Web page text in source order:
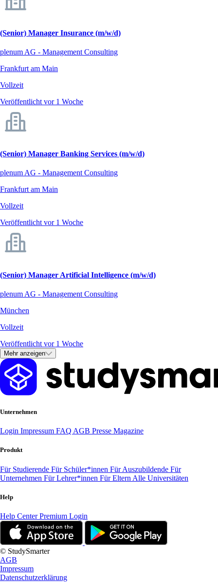
(Senior) Manager Insurance (m/w/d)
plenum AG - Management Consulting
Frankfurt am Main
Vollzeit
Veröffentlicht vor 1 Woche
(Senior) Manager Banking Services (m/w/d)
plenum AG - Management Consulting
Frankfurt am Main
Vollzeit
Veröffentlicht vor 1 Woche
(Senior) Manager Artificial Intelligence (m/w/d)
plenum AG - Management Consulting
München
Vollzeit
Veröffentlicht vor 1 Woche
Mehr anzeigen
Unternehmen
Login Impressum FAQ AGB Presse Magazine
Produkt
Für Studierende Für Schüler*innen Für Auszubildende Für
Unternehmen Für Lehrer*innen Für Eltern Alle Universitäten
Help
Help CenterPremium Login
© StudySmarter
AGB
Impressum
Datenschutzerklärung